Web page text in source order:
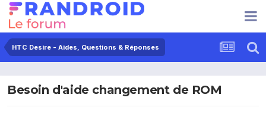
HTC Desire - Aides, Questions & Réponses
Besoin d'aide changement de ROM